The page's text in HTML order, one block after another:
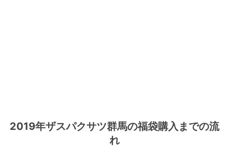
2019年ザスパクサツ群馬の福袋購入までの流
れ